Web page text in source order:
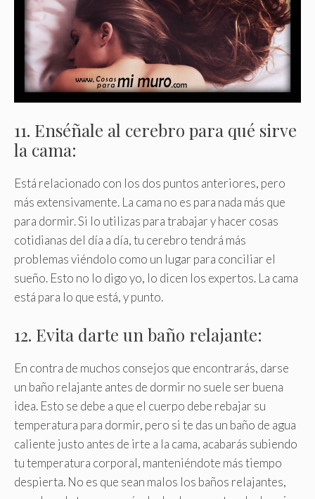
11. Enséñale al cerebro para qué sirve
la cama:
Está relacionado con los dos puntos anteriores, pero
más extensivamente. La cama no es para nada más que
para dormir. Si lo utilizas para trabajar y hacer cosas
cotidianas del día a día, tu cerebro tendrá más
problemas viéndolo como un lugar para conciliar el
sueño. Esto no lo digo yo, lo dicen los expertos. La cama
está para lo que está, y punto.
12. Evita darte un baño relajante:
En contra de muchos consejos que encontrarás, darse
un baño relajante antes de dormir no suele ser buena
idea. Esto se debe a que el cuerpo debe rebajar su
temperatura para dormir, pero si te das un baño de agua
caliente justo antes de irte a la cama, acabarás subiendo
tu temperatura corporal, manteniéndote más tiempo
despierta. No es que sean malos los baños relajantes,